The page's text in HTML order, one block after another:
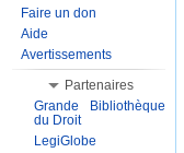
Faire un don
Aide
Avertissements
Partenaires
Grande Bibliothèque
du Droit
LegiGlobe